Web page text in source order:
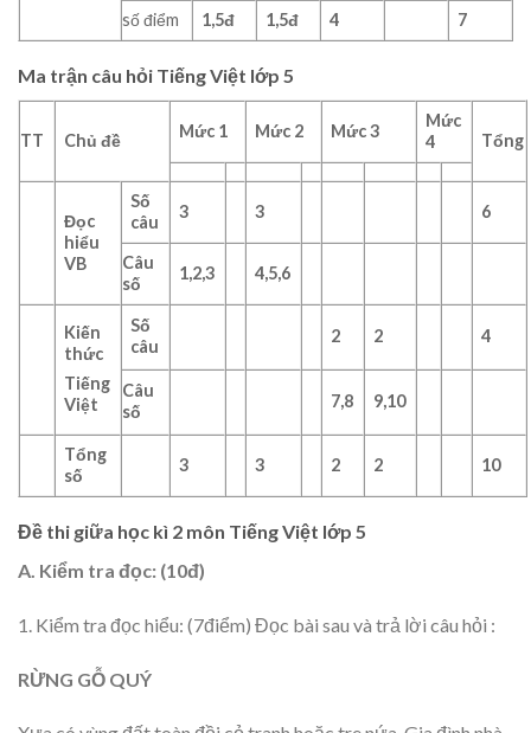
số điểm 1,5đ 1,5đ 4 7
Ma trận câu hỏi Tiếng Việt lớp 5
TT Chủ đề Mức 1 Mức 2 Mức 3
Mức
4
Tổng
Đọc
hiểu
VB
Số
câu
3 3 6
Câu
số
1,2,3 4,5,6
Kiến
thức
Tiếng
Việt
Số
câu
2 2 4
Câu
số
7,8 9,10
Tổng
số
3 3 2 2 10
Đề thi giữa học kì 2 môn Tiếng Việt lớp 5
A. Kiểm tra đọc: (10đ)
1. Kiểm tra đọc hiểu: (7điểm) Đọc bài sau và trả lời câu hỏi :
RỪNG GỖ QUÝ